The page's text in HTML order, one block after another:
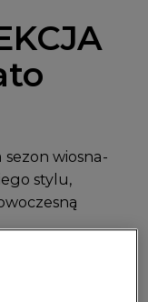
sezon wiosna-
stylu,
barw oraz